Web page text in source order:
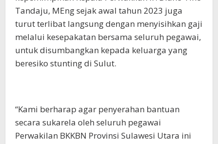
Tandaju, MEng sejak awal tahun 2023 juga
turut terlibat langsung dengan menyisihkan gaji
melalui kesepakatan bersama seluruh pegawai,
untuk disumbangkan kepada keluarga yang
beresiko stunting di Sulut.
“Kami berharap agar penyerahan bantuan
secara sukarela oleh seluruh pegawai
Perwakilan BKKBN Provinsi Sulawesi Utara ini